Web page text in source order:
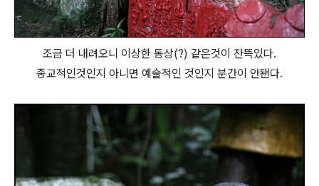
조금 더 내려오니 이상한 동상(?) 같은것이 잔뜩있다.
종교적인것인지 아니면 예술적인 것인지 분간이 안됀다.